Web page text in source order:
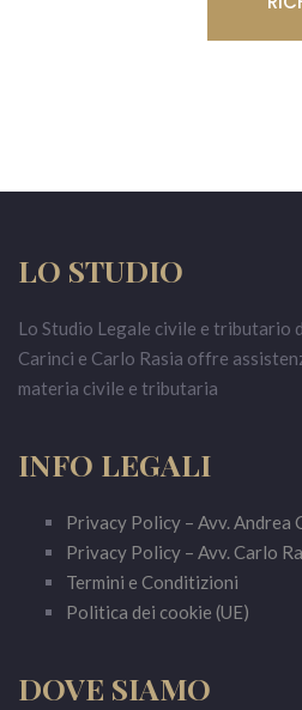
LO STUDIO
Lo Studio Legale civile e tributario
Carinci e Carlo Rasia offre
materia civile e tributaria
INFO LEGALI
Privacy Policy – Avv. Andrea
Privacy Policy – Avv. Carlo
Termini e Conditizioni
Politica dei cookie (UE)
DOVE SIAMO